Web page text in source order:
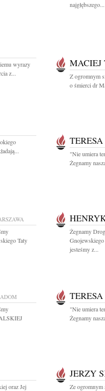
najgłębszego...
wyrazy
z...
MACIEJ
Z ogromnym
o śmierci dr
"Nie umiera
Żegnamy
Taty
Żegnamy
jesteśmy z...
"Nie umiera
Żegnamy
oraz Jej
JERZY
Ze ogromnym